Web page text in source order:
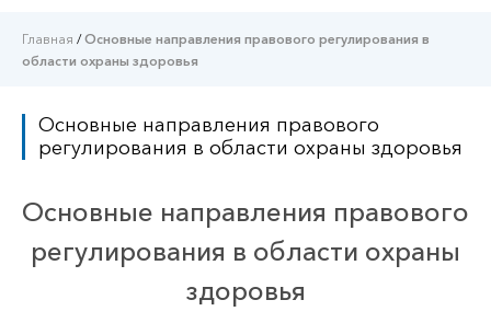
Главная /Основные направления правового регулирования в
области охраны здоровья
Основные направления правового
регулирования в области охраны здоровья
Основные направления правового
регулирования в области охраны
здоровья